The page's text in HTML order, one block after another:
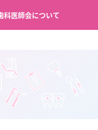
科医師会について